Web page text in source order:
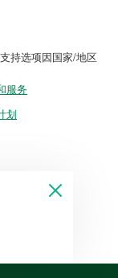
持选项因国家/地区
服务
划